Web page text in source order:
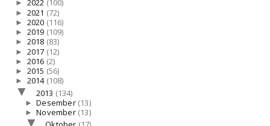
► 2022 (100)
► 2021 (72)
► 2020 (116)
► 2019 (109)
► 2018 (83)
► 2017 (12)
► 2016 (2)
► 2015 (56)
► 2014 (108)
▼ 2013 (134)
►Desember (13)
►November (13)
▼